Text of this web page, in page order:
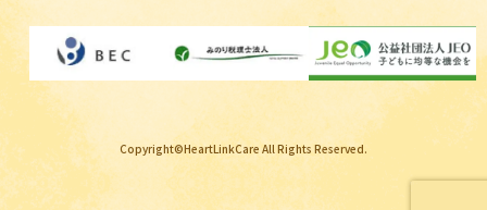
Copyright©HeartLinkCare All Rights Reserved.